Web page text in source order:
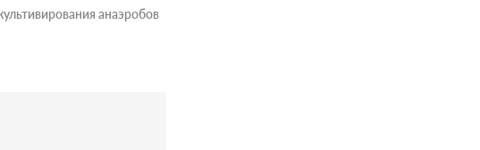
анаэробов